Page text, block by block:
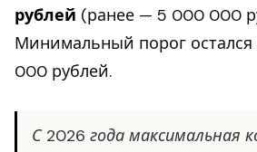
рублей (ранее — 5 000 000
Минимальный порог
000 рублей.
С 2026 года максимальная